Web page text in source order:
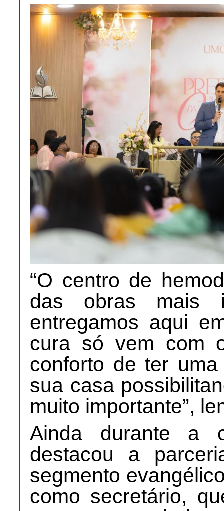
“O centro de
das obras mais
entregamos aqui
cura só vem com
conforto de ter
sua casa
muito importante”,
Ainda durante a
destacou a
segmento
como secretário,